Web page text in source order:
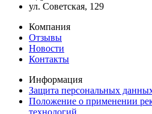
ул. Советская, 129
Компания
Отзывы
Новости
Контакты
Информация
Защита персональных
Положение о применении